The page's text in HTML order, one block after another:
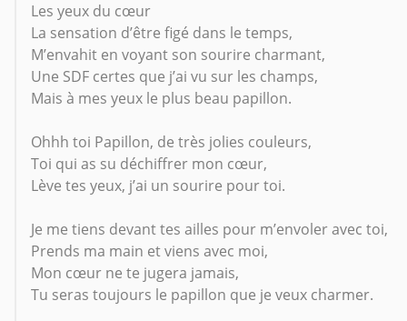
Les yeux du cœur
La sensation d’être figé dans le temps,
M’envahit en voyant son sourire charmant,
Une SDF certes que j’ai vu sur les champs,
Mais à mes yeux le plus beau papillon.
Ohhh toi Papillon, de très jolies couleurs,
Toi qui as su déchiffrer mon cœur,
Lève tes yeux, j’ai un sourire pour toi.
Je me tiens devant tes ailles pour m’envoler avec toi,
Prends ma main et viens avec moi,
Mon cœur ne te jugera jamais,
Tu seras toujours le papillon que je veux charmer.